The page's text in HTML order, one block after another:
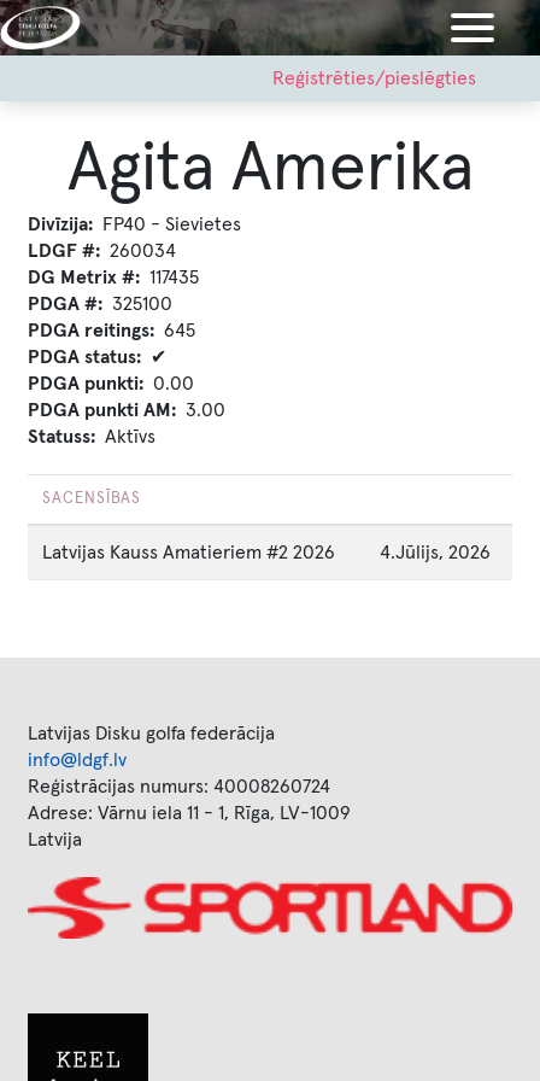
Pārlekt
uz
menu
Reģistrēties/pieslēgties
Agita Amerika
Divīzija
FP40 - Sievietes
LDGF #
260034
DG Metrix #
117435
PDGA #
325100
PDGA reitings
645
PDGA status
✔
PDGA punkti
0.00
PDGA punkti AM
3.00
Statuss
Aktīvs
SACENSĪBAS
Latvijas Kauss Amatieriem #2 2026 4.Jūlijs, 2026
Latvijas Disku golfa federācija
info@ldgf.lv
Reģistrācijas numurs: 40008260724
Adrese: Vārnu iela 11 - 1, Rīga, LV-1009
Latvija
Image